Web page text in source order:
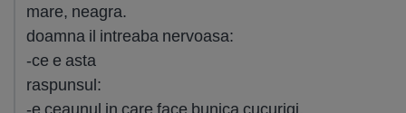
mare, neagra.
doamna il intreaba nervoasa:
-ce e asta
raspunsul: